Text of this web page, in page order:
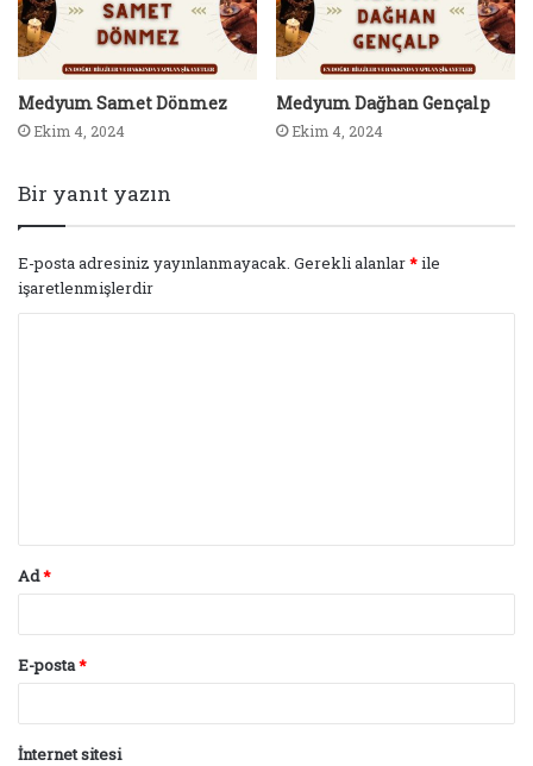
Medyum Samet Dönmez
Ekim 4, 2024
Medyum Dağhan Gençalp
Ekim 4, 2024
Bir yanıt yazın
E-posta adresiniz yayınlanmayacak. Gerekli alanlar*ile
işaretlenmişlerdir
Ad*
E-posta*
İnternet sitesi